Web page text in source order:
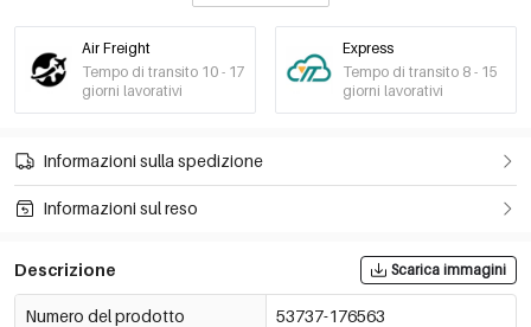
Air Freight
Tempo di transito 10 - 17
giorni lavorativi
Express
Tempo di transito 8 - 15
giorni lavorativi
Informazioni sulla spedizione
Informazioni sul reso
Descrizione Scarica immagini
Numero del prodotto 53737-176563